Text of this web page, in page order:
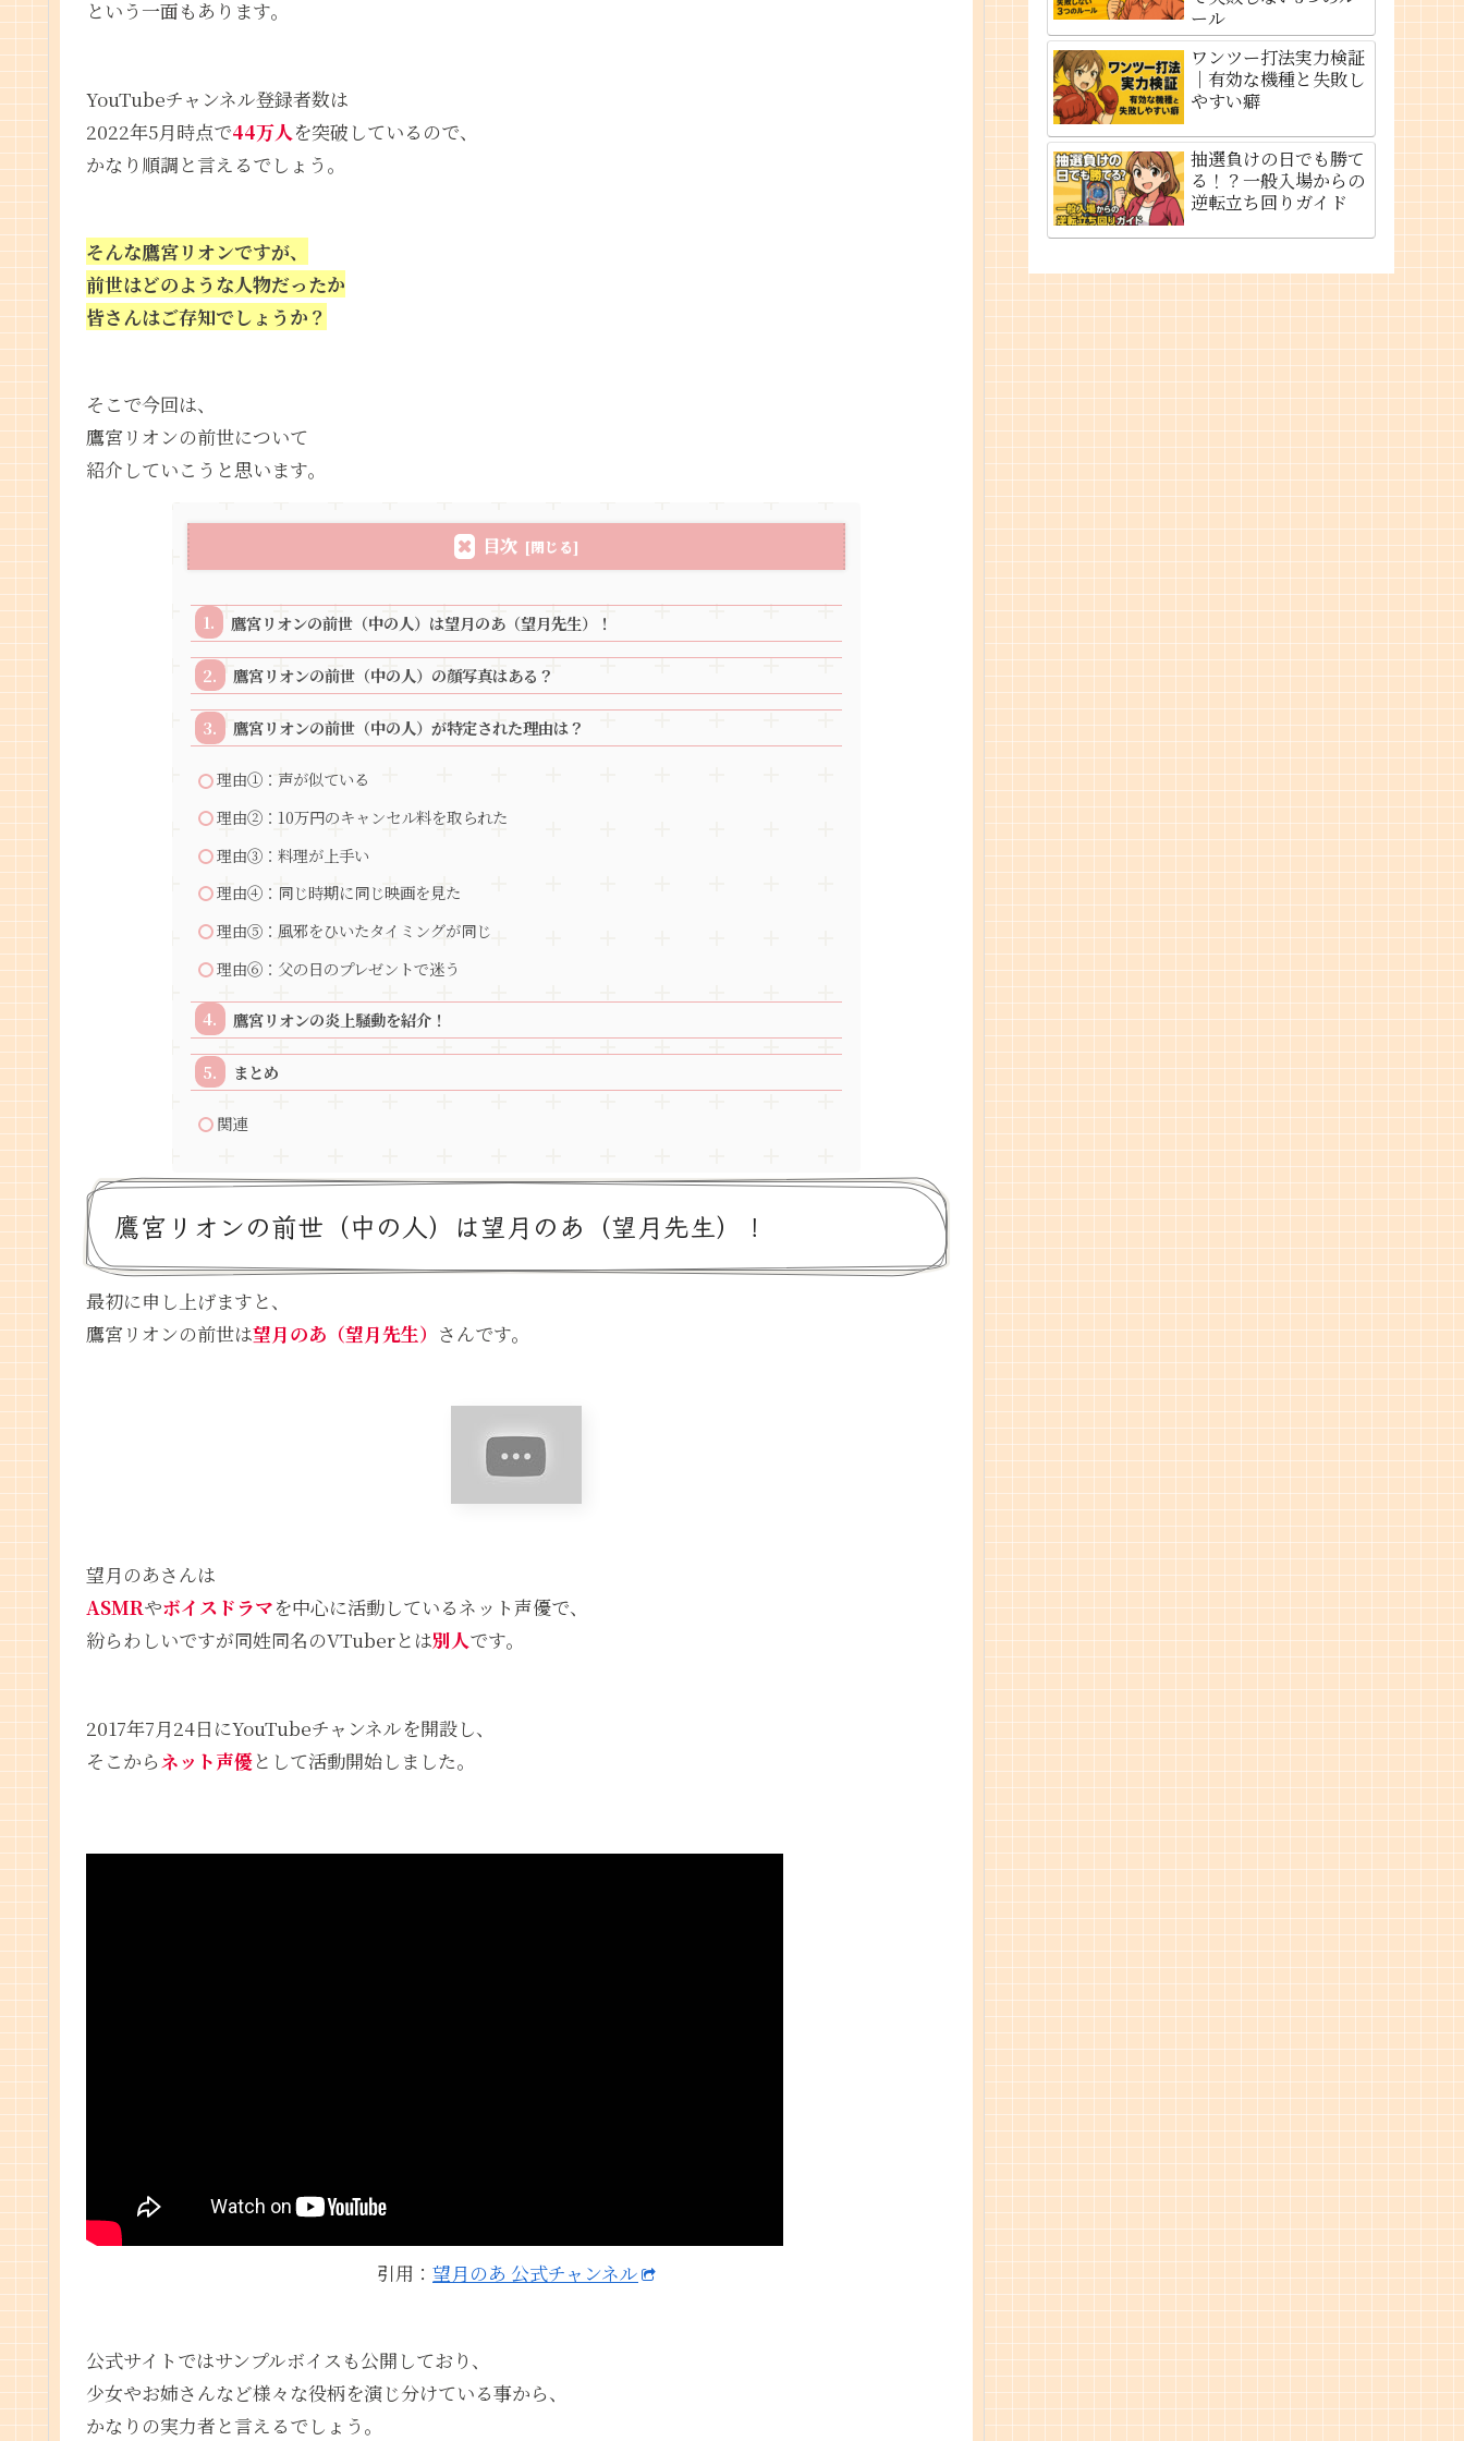
という一面もあります。
YouTubeチャンネル登録者数は
2022年5月時点で44万人を突破しているので、
かなり順調と言えるでしょう。
そんな鷹宮リオンですが、
前世はどのような人物だったか
皆さんはご存知でしょうか？
そこで今回は、
鷹宮リオンの前世について
紹介していこうと思います。
目次
鷹宮リオンの前世（中の人）は望月のあ（望月先生）！
鷹宮リオンの前世（中の人）の顔写真はある？
鷹宮リオンの前世（中の人）が特定された理由は？
理由①：声が似ている
理由②：10万円のキャンセル料を取られた
理由③：料理が上手い
理由④：同じ時期に同じ映画を見た
理由⑤：風邪をひいたタイミングが同じ
理由⑥：父の日のプレゼントで迷う
鷹宮リオンの炎上騒動を紹介！
まとめ
関連
鷹宮リオンの前世（中の人）は望月のあ（望月先生）！
最初に申し上げますと、
鷹宮リオンの前世は望月のあ（望月先生） さんです。
望月のあさんは
ASMRやボイスドラマを中心に活動しているネット声優で、
紛らわしいですが同姓同名のVTuberとは別人です。
2017年7月24日にYouTubeチャンネルを開設し、
そこからネット声優として活動開始しました。
引用： 望月のあ 公式チャンネル
公式サイトではサンプルボイスも公開しており、
少女やお姉さんなど様々な役柄を演じ分けている事から、
かなりの実力者と言えるでしょう。
ール
ワンツー打法実力検証
｜有効な機種と失敗し
やすい癖
抽選負けの日でも勝て
る！？一般入場からの
逆転立ち回りガイド